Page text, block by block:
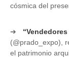
cósmica del
➔
(@prado_expo),
el patrimonio